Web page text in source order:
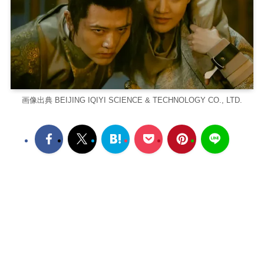
画像出典 BEIJING IQIYI SCIENCE & TECHNOLOGY CO., LTD.